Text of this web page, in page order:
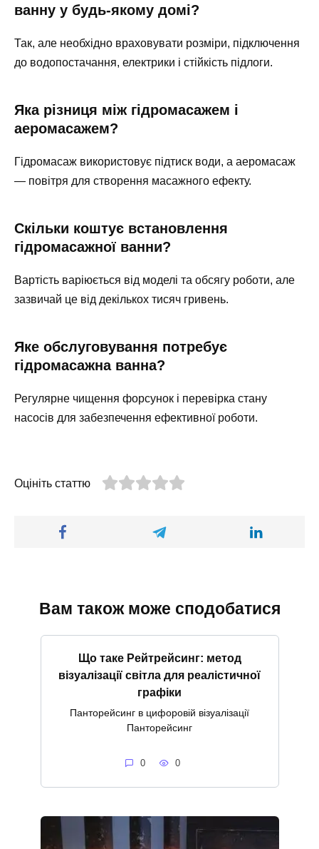
ванну у будь-якому домі?
Так, але необхідно враховувати розміри, підключення
до водопостачання, електрики і стійкість підлоги.
Яка різниця між гідромасажем і
аеромасажем?
Гідромасаж використовує підтиск води, а аеромасаж
— повітря для створення масажного ефекту.
Скільки коштує встановлення
гідромасажної ванни?
Вартість варіюється від моделі та обсягу роботи, але
зазвичай це від декількох тисяч гривень.
Яке обслуговування потребує
гідромасажна ванна?
Регулярне чищення форсунок і перевірка стану
насосів для забезпечення ефективної роботи.
Оцініть статтю
Вам також може сподобатися
Що таке Рейтрейсинг: метод
візуалізації світла для реалістичної
графіки
Панторейсинг в цифоровій візуалізації
Панторейсинг
0 0